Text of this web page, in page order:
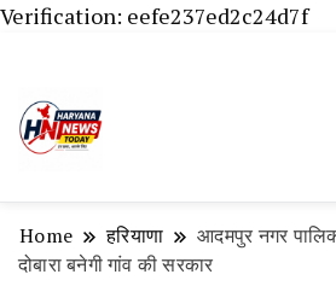
Verification: eefe237ed2c24d7f
हांसी, जींद और
Haryana News
चैनल, Haryana News
Hisar, Hisar Breaking
Home हरियाणा
आदमपुर नगर
दोबारा बनेगी गांव की सरकार